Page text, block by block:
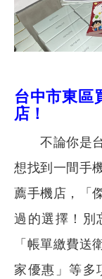
台中市東區
店！
不論你是台
想找到一間手
薦手機店，「
過的選擇！別
「帳單繳費送
家優惠」等多